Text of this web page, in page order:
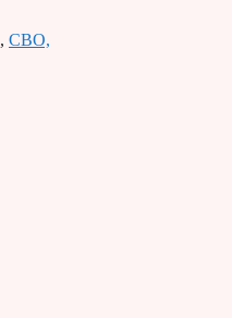
, СВО,